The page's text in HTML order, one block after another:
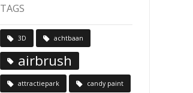
TAGS
3D achtbaan
airbrush
attractiepark candy paint